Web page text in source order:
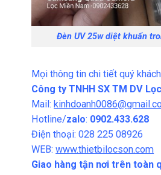
Đèn UV 25w diệt khuẩn
Mọi thông tin chi tiết quý
Công ty TNHH SX TM DV
Mail:
Hotline/zalo: 0902.433.628
Điện thoại: 028 225 08926
WEB:www.thietbilocson.com
Giao hàng tận nơi trên toàn